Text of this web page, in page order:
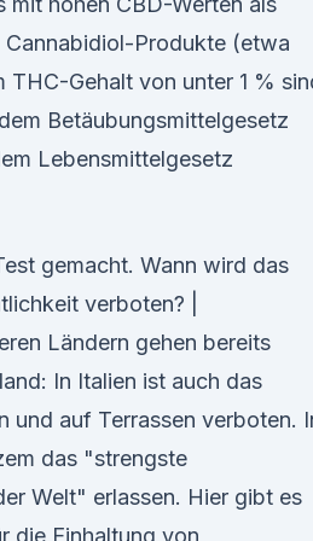
Produkte (etwa
THC-Gehalt von unter 1 %
Betäubungsmittelgesetz
Lebensmittelgesetz
gemacht. Wann wird das
verboten? |
Ländern gehen bereits
In Italien ist auch das
und auf Terrassen verboten.
das "strengste
Welt" erlassen. Hier gibt es
die Einhaltung von